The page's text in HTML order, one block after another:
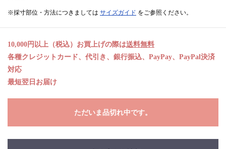
※採寸部位・方法につきましては サイズガイド をご参照ください。
10,000円以上（税込）お買上げの際は送料無料
各種クレジットカード、代引き、銀行振込、PayPay、PayPal決済
対応
最短翌日お届け
ただいま品切れ中です。